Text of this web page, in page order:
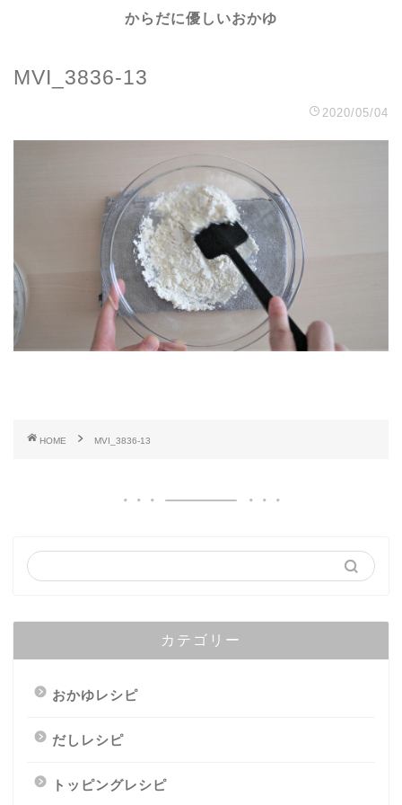
からだに優しいおかゆ
MVI_3836-13
2020/05/04
HOME MVI_3836-13
カテゴリー
おかゆレシピ
だしレシピ
トッピングレシピ